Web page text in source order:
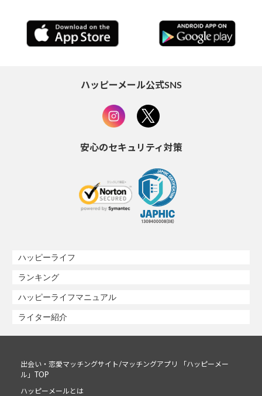
ハッピーメール公式SNS
安心のセキュリティ対策
ハッピーライフ
ランキング
ハッピーライフマニュアル
ライター紹介
出会い・恋愛マッチングサイト/マッチングアプリ 「ハッピーメー
ル」TOP
ハッピーメールとは